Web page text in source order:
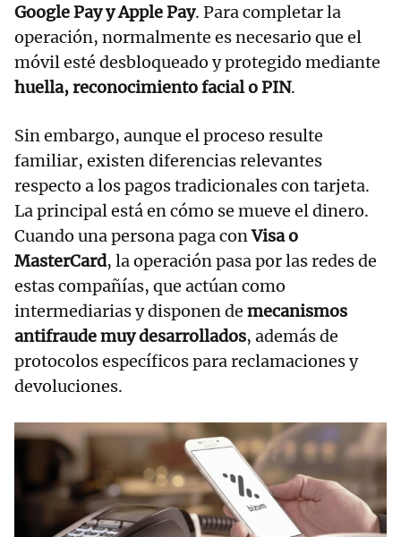
Google Pay y Apple Pay. Para completar la
operación, normalmente es necesario que el
móvil esté desbloqueado y protegido mediante
huella, reconocimiento facial o PIN.
Sin embargo, aunque el proceso resulte
familiar, existen diferencias relevantes
respecto a los pagos tradicionales con tarjeta.
La principal está en cómo se mueve el dinero.
Cuando una persona paga conVisa o
MasterCard, la operación pasa por las redes de
estas compañías, que actúan como
intermediarias y disponen de mecanismos
antifraude muy desarrollados, además de
protocolos específicos para reclamaciones y
devoluciones.